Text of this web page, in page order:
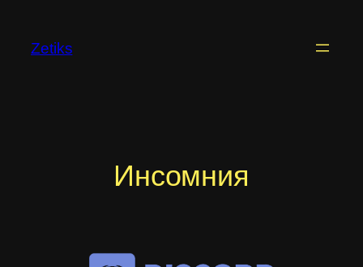
содержимому
Zetiks
Инсомния